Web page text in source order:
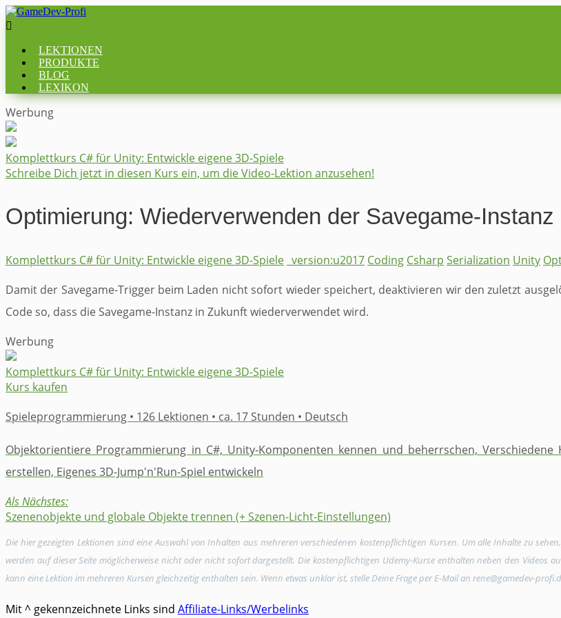

LEKTIONEN
PRODUKTE
BLOG
LEXIKON
Werbung
Komplettkurs ​C# für Unity: ​Entwickle eigene 3D-Spiele
Schreibe Dich jetzt in diesen Kurs ein, um die Video-Lektion anzusehen!
Optimierung: Wiederverwenden der Savegame-Instanz
Komplettkurs ​C# für Unity: ​Entwickle eigene 3D-Spiele _version:u2017 Coding Csharp Serialization Unity
Damit der Savegame-Trigger beim Laden nicht sofort wieder speichert, deaktivieren wir den zuletzt
Code so, dass die Savegame-Instanz in Zukunft wiederverwendet wird.
Werbung
Komplettkurs ​C# für Unity: ​Entwickle eigene 3D-Spiele
Kurs kaufen
Spieleprogrammierung • 126 Lektionen • ca. 17 Stunden • Deutsch
Objektorientiere Programmierung in C#, ​Unity-Komponenten kennen und ​beherrschen,
erstellen, ​Eigenes 3D-Jump'n'Run-Spiel ​​entwickeln
Als Nächstes:
Szenenobjekte und globale Objekte trennen (+ Szenen-Licht-Einstellungen)
Die hier gezeigten Lektionen sind eine Auswahl von Inhalten aus mehreren verschiedenen kostenpflichtigen Kursen. Um alle Inhalte zu
werden auf dieser Seite möglicherweise nicht oder nicht sofort dargestellt. Die kostenpflichtigen Udemy-Kurse enthalten neben den Videos
kann eine Lektion im mehreren Kursen gleichzeitig enthalten sein. Wenn etwas unklar ist, stelle Deine Frage per E-Mail an rene@gamedev-
Mit ^ gekennzeichnete Links sind Affiliate-Links/Werbelinks